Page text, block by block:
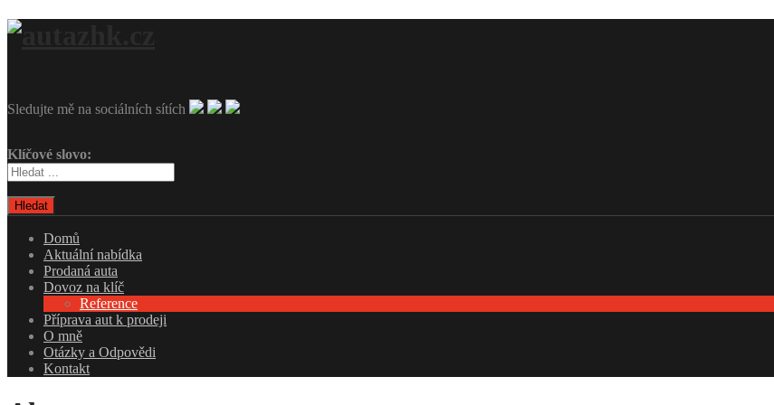
Sledujte mě na sociálních sítích
Klíčové slovo:
Hledat
Domů
Aktuální nabídka
Prodaná auta
Dovoz na klíč
Reference
Příprava aut k prodeji
O mně
Otázky a Odpovědi
Kontakt